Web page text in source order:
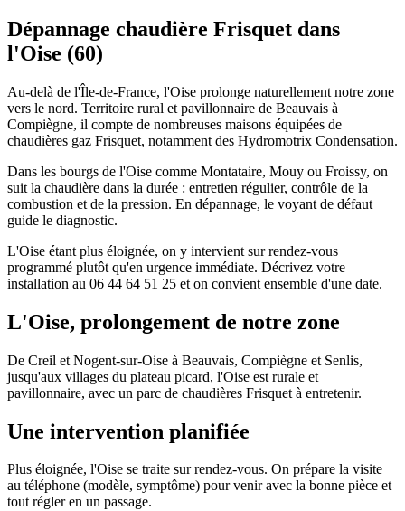
Dépannage chaudière Frisquet dans
l'Oise (60)
Au-delà de l'Île-de-France, l'Oise prolonge naturellement notre zone
vers le nord. Territoire rural et pavillonnaire de Beauvais à
Compiègne, il compte de nombreuses maisons équipées de
chaudières gaz Frisquet, notamment des Hydromotrix Condensation.
Dans les bourgs de l'Oise comme Montataire, Mouy ou Froissy, on
suit la chaudière dans la durée : entretien régulier, contrôle de la
combustion et de la pression. En dépannage, le voyant de défaut
guide le diagnostic.
L'Oise étant plus éloignée, on y intervient sur rendez-vous
programmé plutôt qu'en urgence immédiate. Décrivez votre
installation au 06 44 64 51 25 et on convient ensemble d'une date.
L'Oise, prolongement de notre zone
De Creil et Nogent-sur-Oise à Beauvais, Compiègne et Senlis,
jusqu'aux villages du plateau picard, l'Oise est rurale et
pavillonnaire, avec un parc de chaudières Frisquet à entretenir.
Une intervention planifiée
Plus éloignée, l'Oise se traite sur rendez-vous. On prépare la visite
au téléphone (modèle, symptôme) pour venir avec la bonne pièce et
tout régler en un passage.